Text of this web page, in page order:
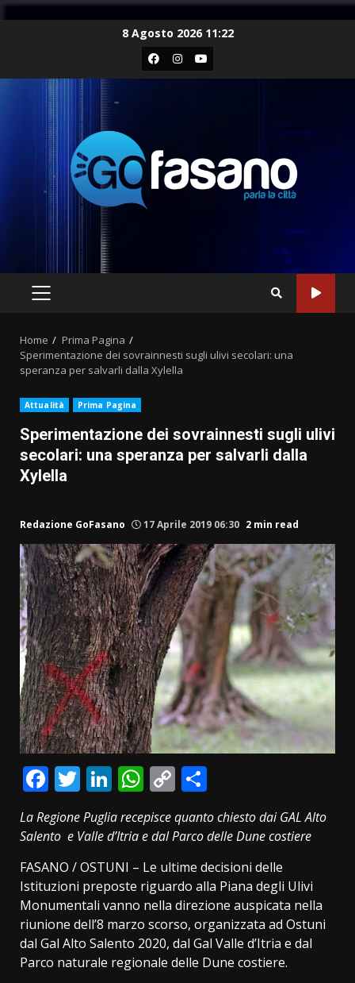
8 Agosto 2026 11:22
Facebook
Instagram
Youtube
PRIMARY
Home
Prima Pagina
Sperimentazione dei sovrainnesti sugli ulivi secolari: una
speranza per salvarli dalla Xylella
Attualità Prima Pagina
Sperimentazione dei sovrainnesti sugli ulivi
secolari: una speranza per salvarli dalla
Xylella
Redazione GoFasano 17 Aprile 2019 06:30 2 min read
Facebook
Twitter
LinkedIn
WhatsApp
Copy
Link
La Regione Puglia recepisce quanto chiesto dai GAL Alto
Salento e Valle d’Itria e dal Parco delle Dune costiere
FASANO / OSTUNI – Le ultime decisioni delle
Istituzioni preposte riguardo alla Piana degli Ulivi
Monumentali vanno nella direzione auspicata nella
riunione dell’8 marzo scorso, organizzata ad Ostuni
dal Gal Alto Salento 2020, dal Gal Valle d’Itria e dal
Parco naturale regionale delle Dune costiere.